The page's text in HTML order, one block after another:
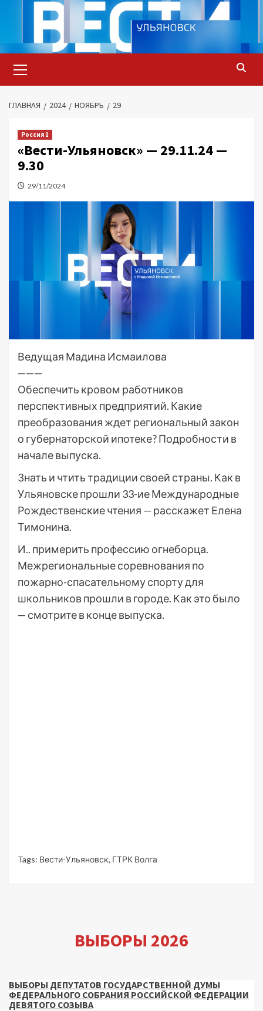
содержимому
меню
ГЛАВНАЯ 2024 НОЯБРЬ 29
Россия 1
«Вести-Ульяновск» — 29.11.24 —
9.30
29/11/2024
Ведущая Мадина Исмаилова
———
Обеспечить кровом работников
перспективных предприятий. Какие
преобразования ждет региональный закон
о губернаторской ипотеке? Подробности в
начале выпуска.
Знать и чтить традиции своей страны. Как в
Ульяновске прошли 33-ие Международные
Рождественские чтения — расскажет Елена
Тимонина.
И.. примерить профессию огнеборца.
Межрегиональные соревнования по
пожарно-спасательному спорту для
школьников прошли в городе. Как это было
— смотрите в конце выпуска.
Tags: Вести-Ульяновск, ГТРК Волга
ВЫБОРЫ 2026
ВЫБОРЫ ДЕПУТАТОВ ГОСУДАРСТВЕННОЙ ДУМЫ
ФЕДЕРАЛЬНОГО СОБРАНИЯ РОССИЙСКОЙ ФЕДЕРАЦИИ
ДЕВЯТОГО СОЗЫВА